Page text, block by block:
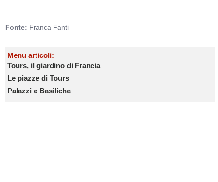
Fonte: Franca Fanti
Menu articoli:
Tours, il giardino di Francia
Le piazze di Tours
Palazzi e Basiliche